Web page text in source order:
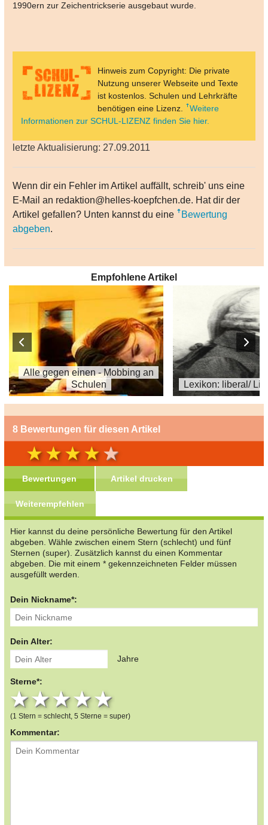
1990ern zur Zeichentrickserie ausgebaut wurde.
Hinweis zum Copyright: Die private
Nutzung unserer Webseite und Texte
ist kostenlos. Schulen und Lehrkräfte
benötigen eine Lizenz.
Weitere
Informationen zur SCHUL-LIZENZ finden Sie hier.
letzte Aktualisierung: 27.09.2011
Wenn dir ein Fehler im Artikel auffällt, schreib' uns eine
E-Mail an redaktion@helles-koepfchen.de. Hat dir der
Artikel gefallen? Unten kannst du eine
Bewertung
abgeben.
Empfohlene Artikel
Alle gegen einen - Mobbing an
Schulen
Lexikon: liberal/
8 Bewertungen für diesen Artikel
Bewertungen Artikel drucken
Weiterempfehlen
Hier kannst du deine persönliche Bewertung für den Artikel
abgeben. Wähle zwischen einem Stern (schlecht) und fünf
Sternen (super). Zusätzlich kannst du einen Kommentar
abgeben. Die mit einem * gekennzeichneten Felder müssen
ausgefüllt werden.
Dein Nickname*:
Dein Alter:
Jahre
Sterne*:
4 stars
3 stars
2 stars
1 star
(1 Stern = schlecht, 5 Sterne = super)
Kommentar: